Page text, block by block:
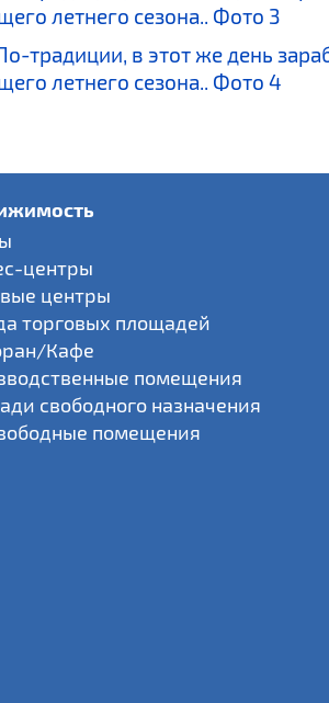
центры
центры
торговых площадей
Кафе
помещения
свободного назначения
помещения